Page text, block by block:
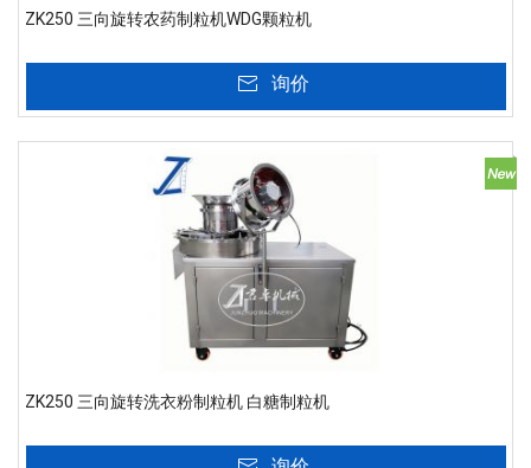
ZK250 三向旋转农药制粒机WDG颗粒机
询价
ZK250 三向旋转洗衣粉制粒机 白糖制粒机